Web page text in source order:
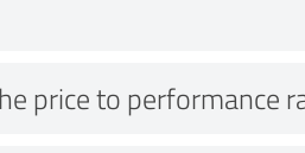
price to performance